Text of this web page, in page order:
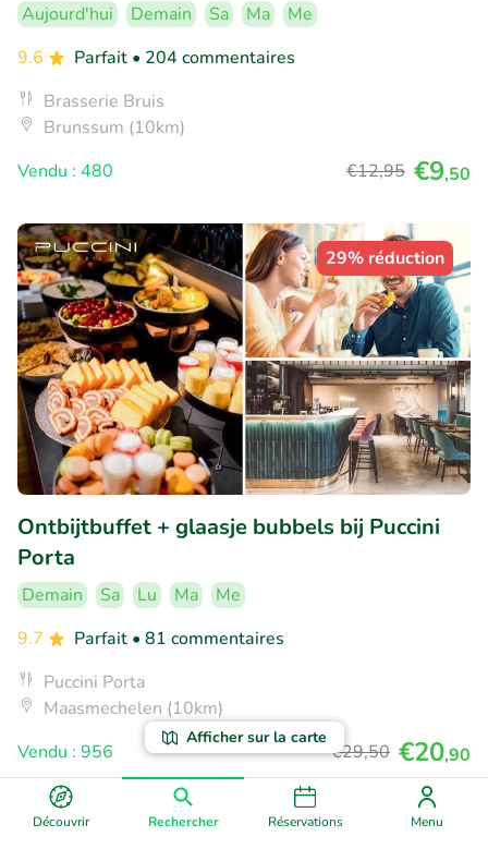
Découvrir Rechercher Réservations Menu
Afficher sur la carte
Aujourd'hui Demain Sa Ma
Me
9.6
Parfait • 204 commentaires
Brasserie Bruis
Brunssum (10km)
Vendu : 480
€12,95 €9,50
29% réduction
Ontbijtbuffet + glaasje bubbels bij Puccini
Porta
Demain Sa Lu Ma
Me
9.7
Parfait • 81 commentaires
Puccini Porta
Maasmechelen (10km)
Vendu : 956
€29,50 €20,90